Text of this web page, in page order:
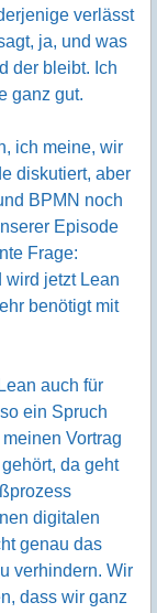
verlässt
ja, und was
der bleibt. Ich
ganz gut.
ich meine, wir
diskutiert, aber
BPMN noch
Episode
Frage:
jetzt Lean
benötigt mit
auch für
ein Spruch
Vortrag
da geht
digitalen
genau das
verhindern. Wir
dass wir ganz